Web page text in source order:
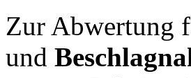
Zur Abwertung
und